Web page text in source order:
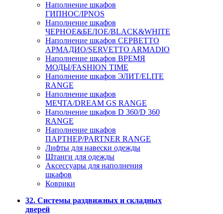
Наполнение шкафов
ГИПНОС/IPNOS
Наполнение шкафов
ЧЕРНОЕ&БЕЛОЕ/BLACK&WHITE
Наполнение шкафов СЕРВЕТТО
АРМАДИО/SERVETTO ARMADIO
Наполнение шкафов ВРЕМЯ
МОДЫ/FASHION TIME
Наполнение шкафов ЭЛИТ/ELITE
RANGE
Наполнение шкафов
МЕЧТА/DREAM GS RANGE
Наполнение шкафов D 360/D 360
RANGE
Наполнение шкафов
ПАРТНЕР/PARTNER RANGE
Лифты для навески одежды
Штанги для одежды
Аксессуары для наполнения
шкафов
Коврики
32. Системы раздвижных и складных
дверей